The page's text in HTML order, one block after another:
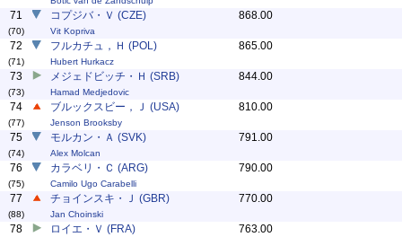
71
(70)
コプジバ・Ｖ (CZE)
Vit Kopriva
868.00
72
(71)
フルカチュ，Ｈ (POL)
Hubert Hurkacz
865.00
73
(73)
メジェドビッチ・Ｈ (SRB)
Hamad Medjedovic
844.00
74
(77)
ブルックスビー，Ｊ (USA)
Jenson Brooksby
810.00
75
(74)
モルカン・Ａ (SVK)
Alex Molcan
791.00
76
(75)
カラベリ・Ｃ (ARG)
Camilo Ugo Carabelli
790.00
77
(88)
チョインスキ・Ｊ (GBR)
Jan Choinski
770.00
78 ロイエ・Ｖ (FRA) 763.00